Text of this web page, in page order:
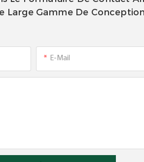
Large Gamme De
E-Mail